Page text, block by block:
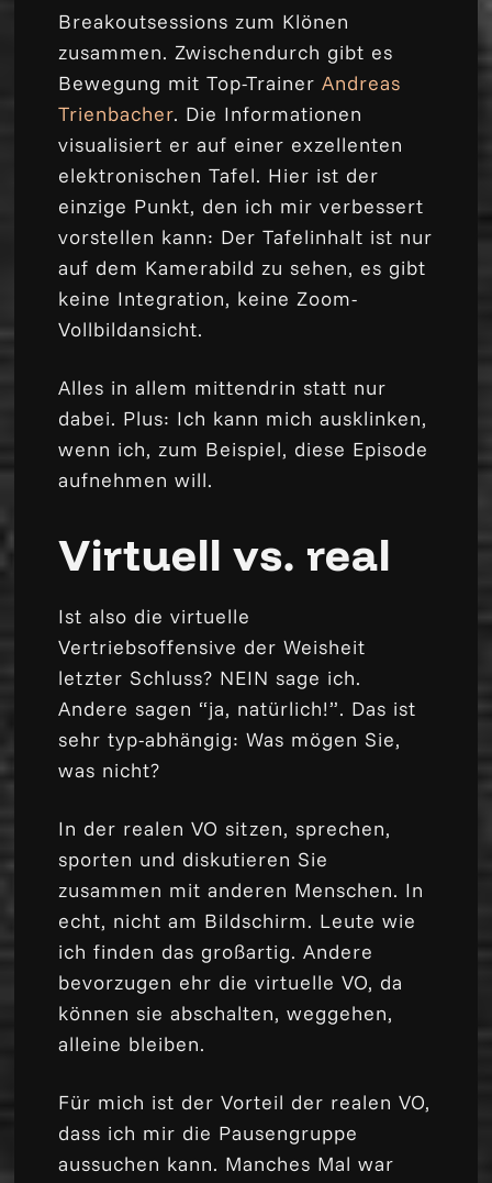
Breakoutsessions zum Klönen
zusammen. Zwischendurch gibt es
Bewegung mit Top-TrainerAndreas
Trienbacher. Die Informationen
visualisiert er auf einer exzellenten
elektronischen Tafel. Hier ist der
einzige Punkt, den ich mir verbessert
vorstellen kann: Der Tafelinhalt ist nur
auf dem Kamerabild zu sehen, es gibt
keine Integration, keine Zoom-
Vollbildansicht.
Alles in allem mittendrin statt nur
dabei. Plus: Ich kann mich ausklinken,
wenn ich, zum Beispiel, diese Episode
aufnehmen will.
Virtuell vs. real
Ist also die virtuelle
Vertriebsoffensive der Weisheit
letzter Schluss? NEIN sage ich.
Andere sagen “ja, natürlich!”. Das ist
sehr typ-abhängig: Was mögen Sie,
was nicht?
In der realen VO sitzen, sprechen,
sporten und diskutieren Sie
zusammen mit anderen Menschen. In
echt, nicht am Bildschirm. Leute wie
ich finden das großartig. Andere
bevorzugen ehr die virtuelle VO, da
können sie abschalten, weggehen,
alleine bleiben.
Für mich ist der Vorteil der realen VO,
dass ich mir die Pausengruppe
aussuchen kann. Manches Mal war